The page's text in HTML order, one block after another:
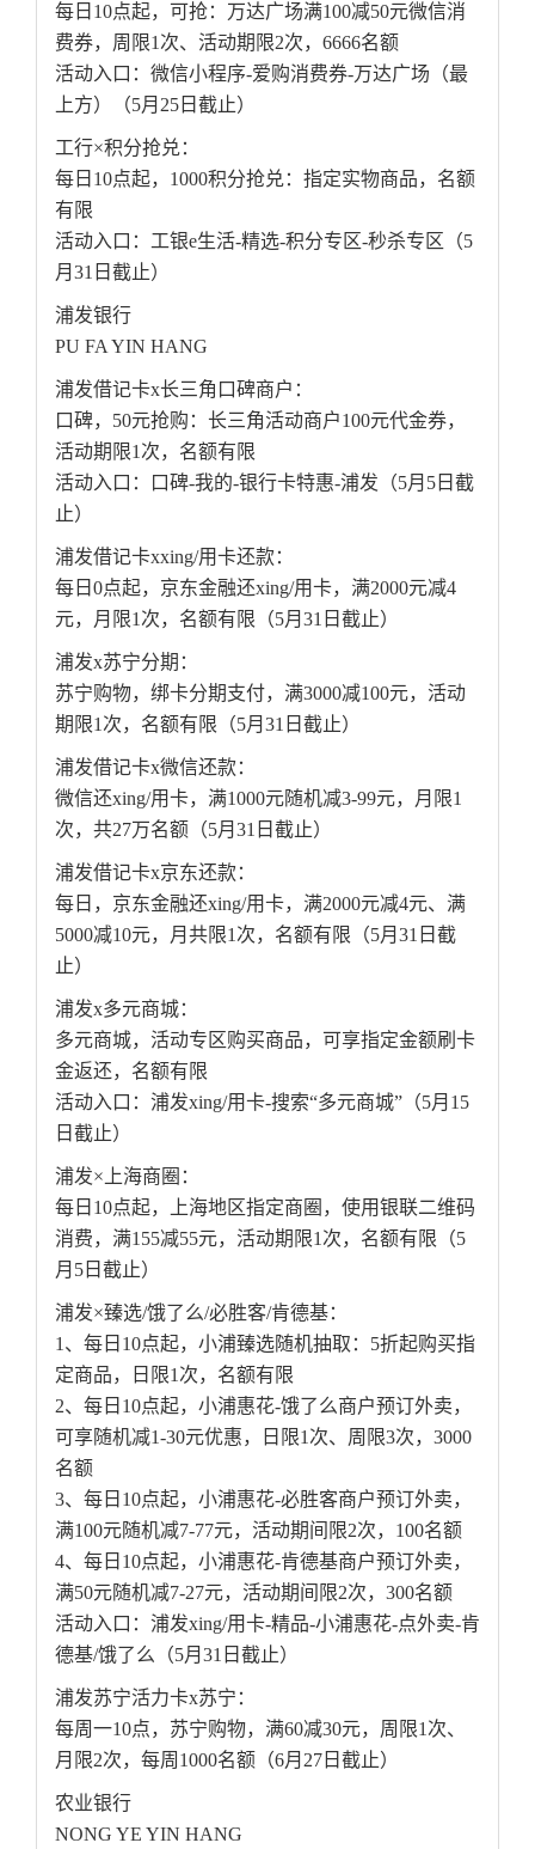
每日10点起，可抢：万达广场满100减50元微信消
费券，周限1次、活动期限2次，6666名额
活动入口：微信小程序-爱购消费券-万达广场（最
上方）（5月25日截止）
工行×积分抢兑：
每日10点起，1000积分抢兑：指定实物商品，名额
有限
活动入口：工银e生活-精选-积分专区-秒杀专区（5
月31日截止）
浦发银行
PU FA YIN HANG
浦发借记卡x长三角口碑商户：
口碑，50元抢购：长三角活动商户100元代金券，
活动期限1次，名额有限
活动入口：口碑-我的-银行卡特惠-浦发（5月5日截
止）
浦发借记卡xxing/用卡还款：
每日0点起，京东金融还xing/用卡，满2000元减4
元，月限1次，名额有限（5月31日截止）
浦发x苏宁分期：
苏宁购物，绑卡分期支付，满3000减100元，活动
期限1次，名额有限（5月31日截止）
浦发借记卡x微信还款：
微信还xing/用卡，满1000元随机减3-99元，月限1
次，共27万名额（5月31日截止）
浦发借记卡x京东还款：
每日，京东金融还xing/用卡，满2000元减4元、满
5000减10元，月共限1次，名额有限（5月31日截
止）
浦发x多元商城：
多元商城，活动专区购买商品，可享指定金额刷卡
金返还，名额有限
活动入口：浦发xing/用卡-搜索“多元商城”（5月15
日截止）
浦发×上海商圈：
每日10点起，上海地区指定商圈，使用银联二维码
消费，满155减55元，活动期限1次，名额有限（5
月5日截止）
浦发×臻选/饿了么/必胜客/肯德基：
1、每日10点起，小浦臻选随机抽取：5折起购买指
定商品，日限1次，名额有限
2、每日10点起，小浦惠花-饿了么商户预订外卖，
可享随机减1-30元优惠，日限1次、周限3次，3000
名额
3、每日10点起，小浦惠花-必胜客商户预订外卖，
满100元随机减7-77元，活动期间限2次，100名额
4、每日10点起，小浦惠花-肯德基商户预订外卖，
满50元随机减7-27元，活动期间限2次，300名额
活动入口：浦发xing/用卡-精品-小浦惠花-点外卖-肯
德基/饿了么（5月31日截止）
浦发苏宁活力卡x苏宁：
每周一10点，苏宁购物，满60减30元，周限1次、
月限2次，每周1000名额（6月27日截止）
农业银行
NONG YE YIN HANG